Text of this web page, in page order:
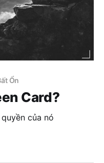
Ổn
Card?
của nó